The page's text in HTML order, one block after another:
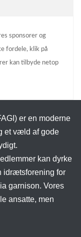
sponsorer og
fordele, klik på
kan tilbyde netop
er en moderne
et væld af gode
kan dyrke
idrætsforening for
garnison. Vores
ansatte, men